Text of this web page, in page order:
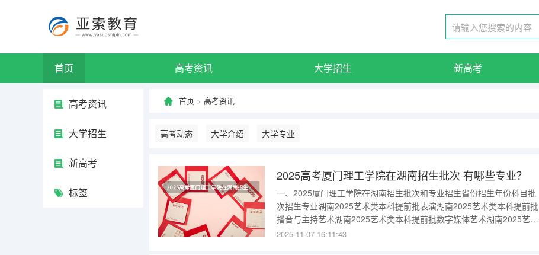
首页 高考资讯 大学招生 新高考
高考资讯
大学招生
新高考
标签
首页 > 高考资讯
高考动态 大学介绍 大学专业
2025高考厦门理工学院在湖南招生批次 有哪些专业？
一、2025厦门理工学院在湖南招生批次和专业招生省份招生年份科目批
次招生专业湖南2025艺术类本科提前批表演湖南2025艺术类本科提前批
播音与主持艺术湖南2025艺术类本科提前批数字媒体艺术湖南2025艺术
类本科提前批视觉传达设计(不招色盲)湖南2025艺术类本科提前批服装
2025-11-07 16:11:43